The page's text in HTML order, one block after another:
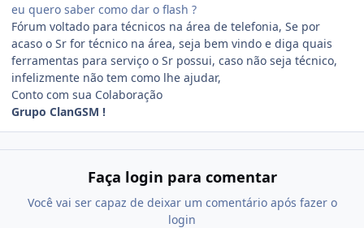
eu quero saber como dar o flash ?
Fórum voltado para técnicos na área de telefonia, Se por
acaso o Sr for técnico na área, seja bem vindo e diga quais
ferramentas para serviço o Sr possui, caso não seja técnico,
infelizmente não tem como lhe ajudar,
Conto com sua Colaboração
Grupo ClanGSM !
Faça login para comentar
Você vai ser capaz de deixar um comentário após fazer o
login